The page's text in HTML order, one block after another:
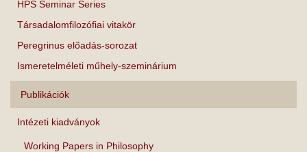
HPS Seminar Series
Társadalomfilozófiai vitakör
Peregrinus előadás-sorozat
Ismeretelméleti műhely-szeminárium
Publikációk
Intézeti kiadványok
Working Papers in Philosophy